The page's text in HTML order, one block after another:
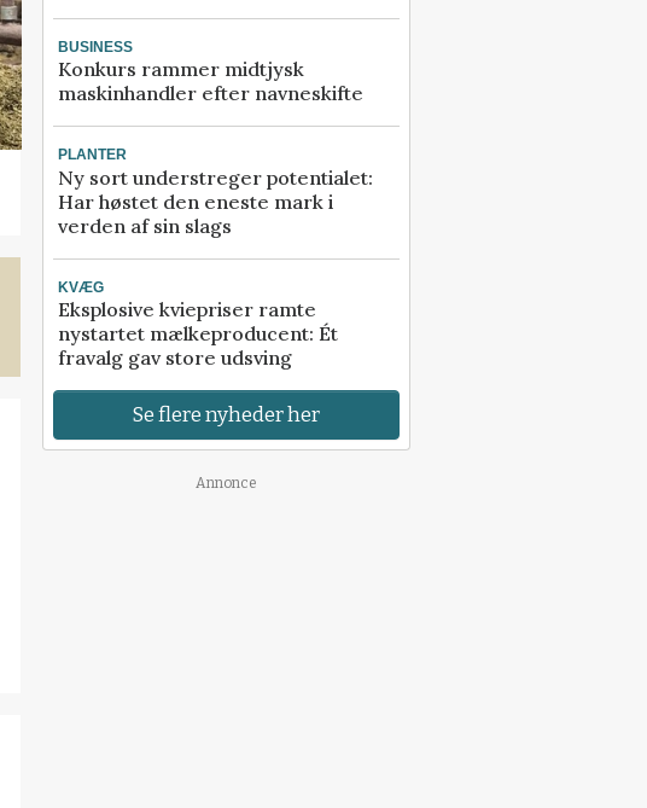
BUSINESS
Konkurs rammer midtjysk
maskinhandler efter navneskifte
PLANTER
Ny sort understreger potentialet:
Har høstet den eneste mark i
verden af sin slags
KVÆG
Eksplosive kviepriser ramte
nystartet mælkeproducent: Ét
fravalg gav store udsving
Se flere nyheder her
Annonce